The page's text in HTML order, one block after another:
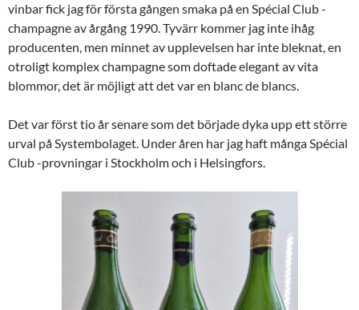
vinbar fick jag för första gången smaka på en Spécial Club -
champagne av årgång 1990. Tyvärr kommer jag inte ihåg
producenten, men minnet av upplevelsen har inte bleknat, en
otroligt komplex champagne som doftade elegant av vita
blommor, det är möjligt att det var en blanc de blancs.
Det var först tio år senare som det började dyka upp ett större
urval på Systembolaget. Under åren har jag haft många Spécial
Club -provningar i Stockholm och i Helsingfors.